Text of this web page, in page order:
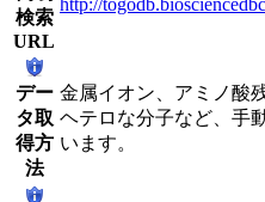
検索
URL
デー
タ取
得方
法
金属イオン、アミノ酸
ヘテロな分子など、手
います。